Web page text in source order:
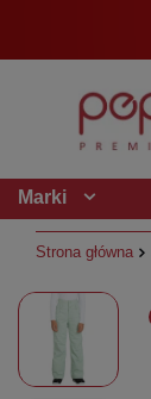
Marki
Strona główna